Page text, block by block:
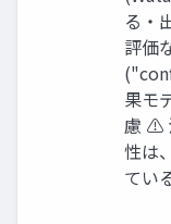
る・
評価
果モ
慮 ⚠
性は
てい